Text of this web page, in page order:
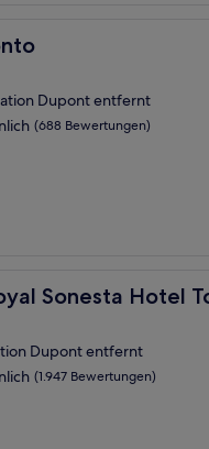
Dupont entfernt
(688 Bewertungen)
Sonesta Hotel
Hotel Toronto
Dupont entfernt
(1.947 Bewertungen)